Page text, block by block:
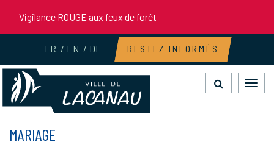
Vigilance ROUGE aux feux de forêt
FR EN DE RESTEZ INFORMÉS
MARIAGE